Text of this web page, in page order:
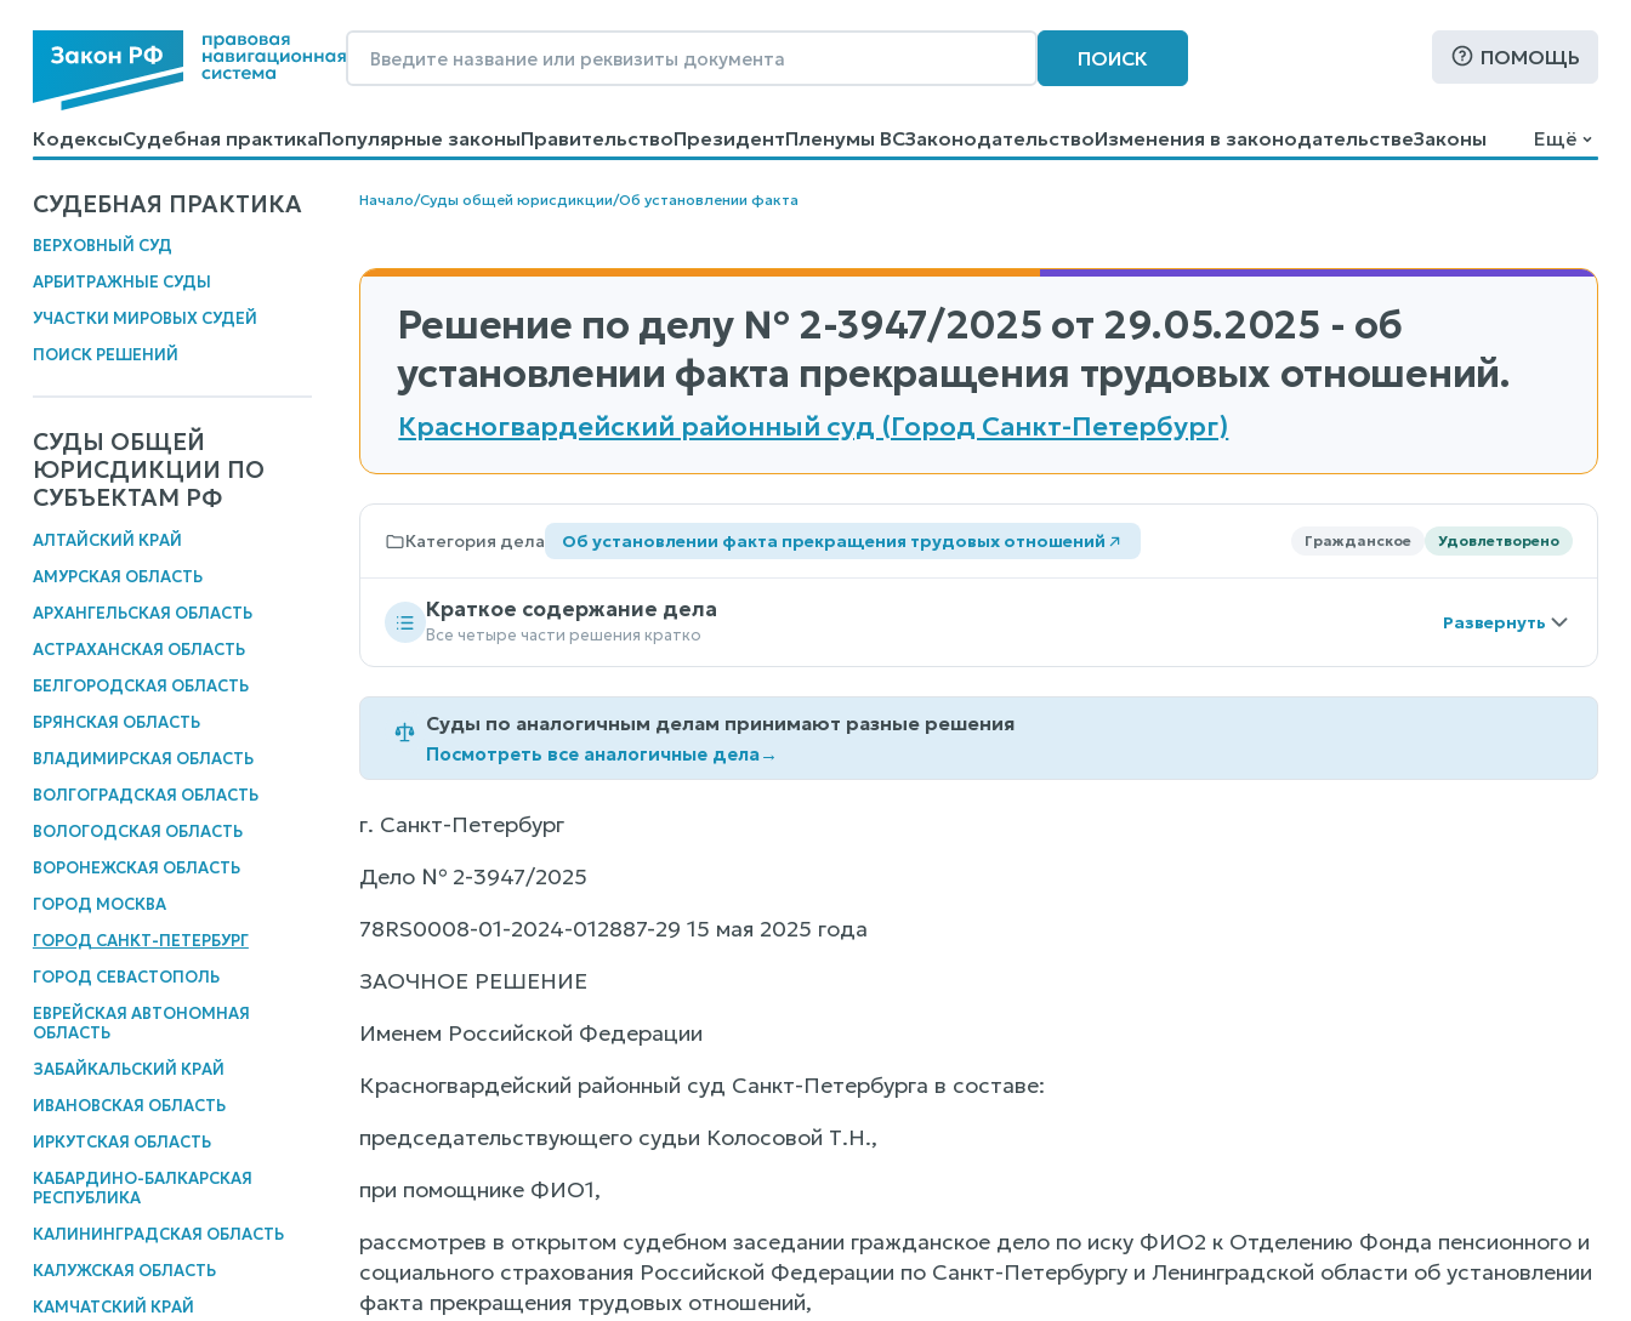
ПОИСК ПОМОЩЬ
КодексыСудебная практикаПопулярные законыПравительствоПрезидентПленумы ВСЗаконодательствоИзменения в законодательствеЗаконы
КалькуляторыСправочные материалыОбразцы договоровКонтактыПомощьПоиск
Ещё
СУДЕБНАЯ ПРАКТИКА
ВЕРХОВНЫЙ СУД
АРБИТРАЖНЫЕ СУДЫ
УЧАСТКИ МИРОВЫХ СУДЕЙ
ПОИСК РЕШЕНИЙ
СУДЫ ОБЩЕЙ
ЮРИСДИКЦИИ ПО
СУБЪЕКТАМ РФ
АЛТАЙСКИЙ КРАЙ
АМУРСКАЯ ОБЛАСТЬ
АРХАНГЕЛЬСКАЯ ОБЛАСТЬ
АСТРАХАНСКАЯ ОБЛАСТЬ
БЕЛГОРОДСКАЯ ОБЛАСТЬ
БРЯНСКАЯ ОБЛАСТЬ
ВЛАДИМИРСКАЯ ОБЛАСТЬ
ВОЛГОГРАДСКАЯ ОБЛАСТЬ
ВОЛОГОДСКАЯ ОБЛАСТЬ
ВОРОНЕЖСКАЯ ОБЛАСТЬ
ГОРОД МОСКВА
ГОРОД САНКТ-ПЕТЕРБУРГ
ГОРОД СЕВАСТОПОЛЬ
ЕВРЕЙСКАЯ АВТОНОМНАЯ
ОБЛАСТЬ
ЗАБАЙКАЛЬСКИЙ КРАЙ
ИВАНОВСКАЯ ОБЛАСТЬ
ИРКУТСКАЯ ОБЛАСТЬ
КАБАРДИНО-БАЛКАРСКАЯ
РЕСПУБЛИКА
КАЛИНИНГРАДСКАЯ ОБЛАСТЬ
КАЛУЖСКАЯ ОБЛАСТЬ
КАМЧАТСКИЙ КРАЙ
Начало/Суды общей юрисдикции/Об установлении факта
Решение по делу № 2-3947/2025 от 29.05.2025 - об
установлении факта прекращения трудовых отношений.
Красногвардейский районный суд (Город Санкт-Петербург)
Категория дела Об установлении факта прекращения трудовых отношений Гражданское Удовлетворено
Краткое содержание дела
Все четыре части решения кратко
Суды по аналогичным делам принимают разные решения
Посмотреть все аналогичные дела→
г. Санкт-Петербург
Дело № 2-3947/2025
78RS0008-01-2024-012887-29 15 мая 2025 года
ЗАОЧНОЕ РЕШЕНИЕ
Именем Российской Федерации
Красногвардейский районный суд Санкт-Петербурга в составе:
председательствующего судьи Колосовой Т.Н.,
при помощнике ФИО1,
рассмотрев в открытом судебном заседании гражданское дело по иску ФИО2 к Отделению Фонда пенсионного и
социального страхования Российской Федерации по Санкт-Петербургу и Ленинградской области об установлении
факта прекращения трудовых отношений,